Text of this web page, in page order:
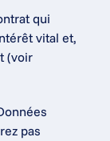
qui
vital et,
(voir
pas